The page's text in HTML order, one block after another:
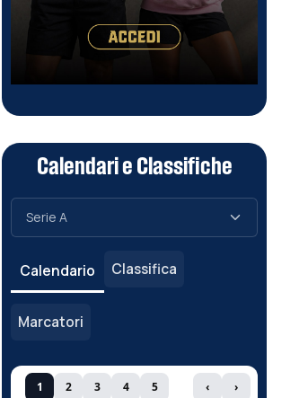
Calendari e Classifiche
Calendario Classifica
Marcatori
1 2 3 4 5 ‹ ›